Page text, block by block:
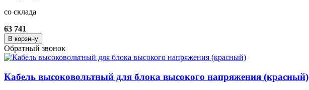
со склада
63 741
В корзину
Обратный звонок
Кабель высоковольтный для блока высокого напряжения (красный)